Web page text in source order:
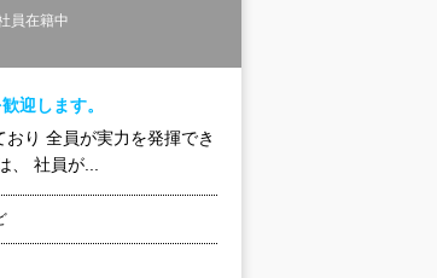
員在籍中
迎します。
り 全員が実力を発揮でき
社員が...